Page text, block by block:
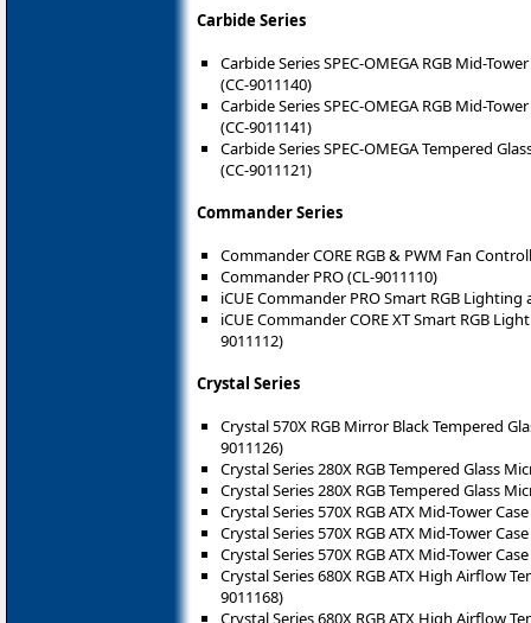
Carbide Series
Carbide Series SPEC-OMEGA RGB Mid-
(CC-9011140)
Carbide Series SPEC-OMEGA RGB Mid-
(CC-9011141)
Carbide Series SPEC-OMEGA Tempered
(CC-9011121)
Commander Series
Commander CORE RGB & PWM Fan
Commander PRO (CL-9011110)
iCUE Commander PRO Smart RGB
iCUE Commander CORE XT Smart RGB
9011112)
Crystal Series
Crystal 570X RGB Mirror Black Tempered
9011126)
Crystal Series 280X RGB Tempered Glass
Crystal Series 280X RGB Tempered Glass
Crystal Series 570X RGB ATX Mid-Tower
Crystal Series 570X RGB ATX Mid-Tower
Crystal Series 570X RGB ATX Mid-Tower
Crystal Series 680X RGB ATX High Airflow
9011168)
Crystal Series 680X RGB ATX High Airflow